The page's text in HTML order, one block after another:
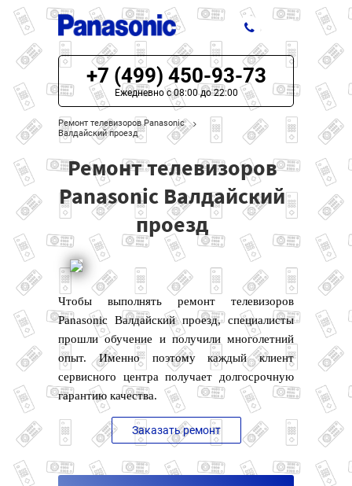
ЦЕНЫ НА РЕМОНТ
О СЕРВИСЕ
МОДЕЛИ PANASONIC
НАШИ КОНТАКТЫ
+7 (499) 450-93-73
Ежедневно с 08:00 до 22:00
Ремонт телевизоров Panasonic
Валдайский проезд
Ремонт телевизоров
Panasonic Валдайский
проезд
Чтобы выполнять ремонт телевизоров
Panasonic Валдайский проезд, специалисты
прошли обучение и получили многолетний
опыт. Именно поэтому каждый клиент
сервисного центра получает долгосрочную
гарантию качества.
Заказать ремонт